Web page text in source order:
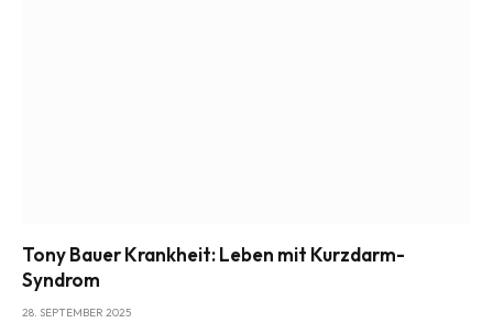
Tony Bauer Krankheit: Leben mit Kurzdarm-
Syndrom
28. SEPTEMBER 2025